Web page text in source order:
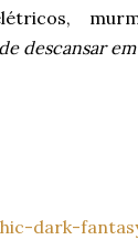
descansar
dark-